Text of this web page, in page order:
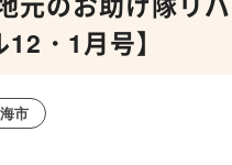
・1月号】
市